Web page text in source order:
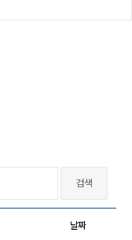
날짜